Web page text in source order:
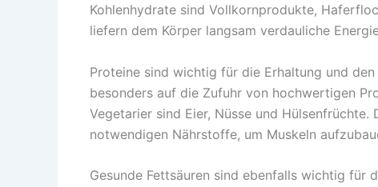
Kohlenhydrate sind Vollkornprodukte,
liefern dem Körper langsam verdauliche
Proteine sind wichtig für die Erhaltung und
besonders auf die Zufuhr von hochwertigen
Vegetarier sind Eier, Nüsse und
notwendigen Nährstoffe, um Muskeln
Gesunde Fettsäuren sind ebenfalls wichtig für